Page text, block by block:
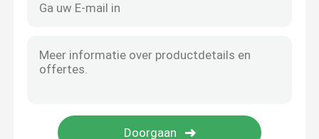
Visueel Inspectiesysteem
Automatische nummermachine